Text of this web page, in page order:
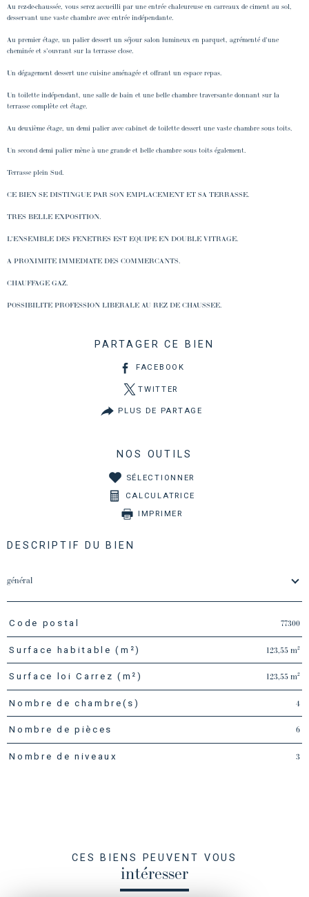
Au rez-de-chaussée, vous serez accueilli par une entrée chaleureuse en carreaux de ciment au sol,
desservant une vaste chambre avec entrée indépendante.
Au premier étage, un palier dessert un séjour salon lumineux en parquet, agrémenté d'une
cheminée et s'ouvrant sur la terrasse close.
Un dégagement dessert une cuisine aménagée et offrant un espace repas.
Un toilette indépendant, une salle de bain et une belle chambre traversante donnant sur la
terrasse complète cet étage.
Au deuxième étage, un demi palier avec cabinet de toilette dessert une vaste chambre sous toits.
Un second demi palier mène à une grande et belle chambre sous toits également.
Terrasse plein Sud.
CE BIEN SE DISTINGUE PAR SON EMPLACEMENT ET SA TERRASSE.
TRES BELLE EXPOSITION.
L'ENSEMBLE DES FENETRES EST EQUIPE EN DOUBLE VITRAGE.
A PROXIMITE IMMEDIATE DES COMMERCANTS.
CHAUFFAGE GAZ.
POSSIBILITE PROFESSION LIBERALE AU REZ DE CHAUSSEE.
PARTAGER CE BIEN
FACEBOOK
TWITTER
PLUS DE PARTAGE
NOS OUTILS
SÉLECTIONNER
CALCULATRICE
IMPRIMER
DESCRIPTIF DU BIEN
général
TRAD_PAMPERO_Caracteristique
Code postal 77300
Surface habitable (m²) 123,55 m²
Surface loi Carrez (m²) 123,55 m²
Nombre de chambre(s) 4
Nombre de pièces 6
Nombre de niveaux 3
CES BIENS PEUVENT VOUS
intéresser